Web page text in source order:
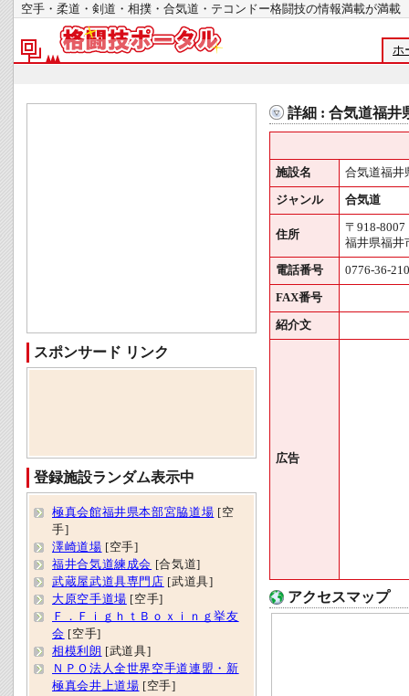
空手・柔道・剣道・相撲・合気道・テコンドー格闘技の情報満載が
ホ
詳細 : 合気道福井
施設名 合気道福井
ジャンル 合気道
住所
〒918-8007
福井県福井
電話番号 0776-36-
FAX番号
紹介文
広告
アクセスマップ
スポンサード リンク
登録施設ランダム表示中
極真会館福井県本部宮脇道場 [空
手]
澤崎道場 [空手]
福井合気道練成会 [合気道]
武蔵屋武道具専門店 [武道具]
大原空手道場 [空手]
Ｆ．ＦｉｇｈｔＢｏｘｉｎｇ挙友
会 [空手]
相模利朗 [武道具]
ＮＰＯ法人全世界空手道連盟・新
極真会井上道場 [空手]